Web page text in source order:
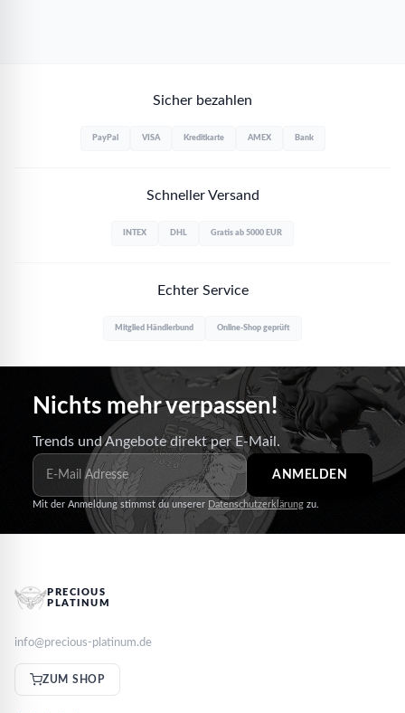
Sicher bezahlen
PayPal VISA Kreditkarte AMEX Bank
Schneller Versand
INTEX DHL Gratis ab 5000 EUR
Echter Service
Mitglied Händlerbund Online-Shop geprüft
Nichts mehr verpassen!
Trends und Angebote direkt per E-Mail.
ANMELDEN
Mit der Anmeldung stimmst du unserer Datenschutzerklärung zu.
PRECIOUS
PLATINUM
info@precious-platinum.de
ZUM SHOP